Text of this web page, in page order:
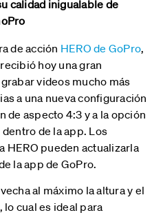
calidad inigualable de
de acción HERO de GoPro,
hoy una gran
videos mucho más
a una nueva configuración
de aspecto 4:3 y a la opción
de la app. Los
HERO pueden actualizarla
la app de GoPro.
al máximo la altura y el
lo cual es ideal para